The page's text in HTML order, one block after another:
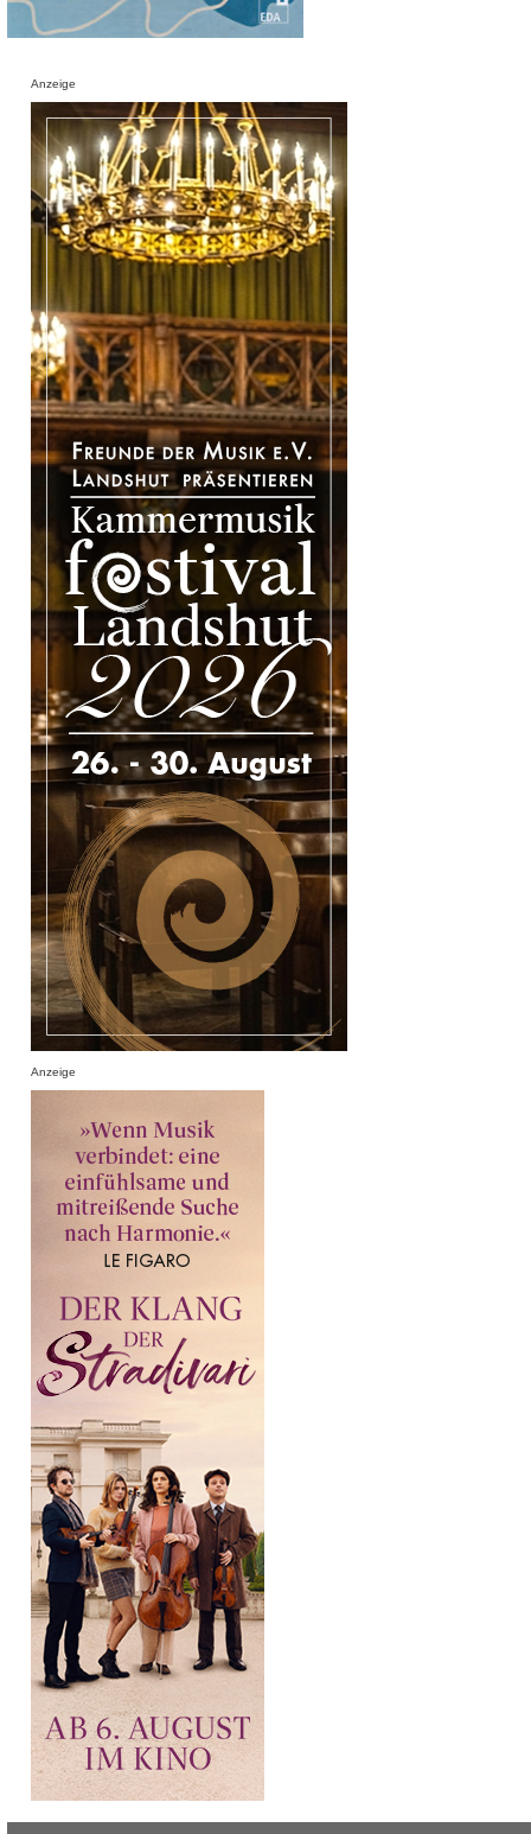
Anzeige
Anzeige